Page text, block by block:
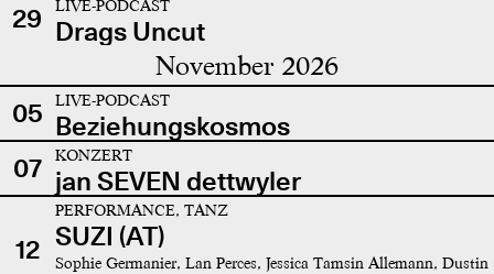
29
LIVE-PODCAST
Drags Uncut
November 2026
05 LIVE-PODCAST
Beziehungskosmos
07
KONZERT
jan SEVEN dettwyler
12
PERFORMANCE, TANZ
SUZI (AT)
Sophie Germanier, Lan Perces, Jessica Tamsin Allemann, Dustin